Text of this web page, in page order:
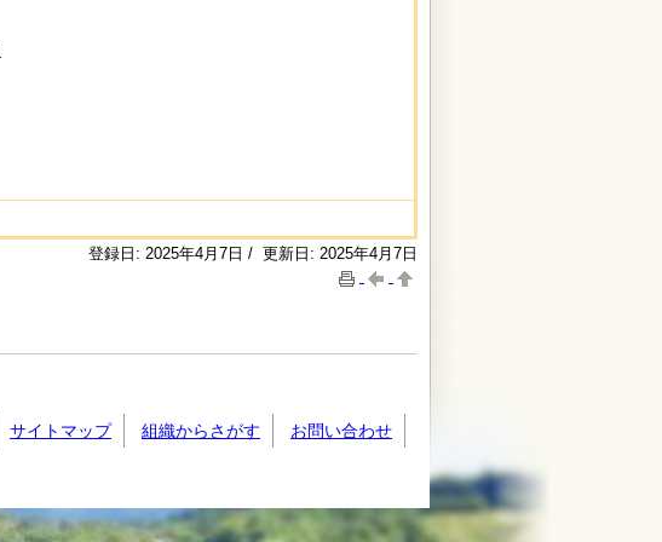
登録日: 2025年4月7日 / 更新日: 2025年4月7日
サイトマップ 組織からさがす お問い合わせ